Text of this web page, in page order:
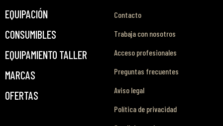
EQUIPACIÓN
CONSUMIBLES
EQUIPAMIENTO TALLER
MARCAS
OFERTAS
Contacto
Trabaja con nosotros
Acceso profesionales
Preguntas frecuentes
Aviso legal
Política de privacidad